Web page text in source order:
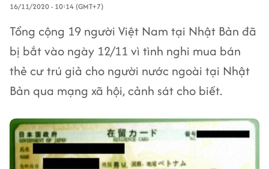
16/11/2020 - 10:14 (GMT+7)
Tổng cộng 19 người Việt Nam tại Nhật Bản đã
bị bắt vào ngày 12/11 vì tình nghi mua bán
thẻ cư trú giả cho người nước ngoài tại Nhật
Bản qua mạng xã hội, cảnh sát cho biết.